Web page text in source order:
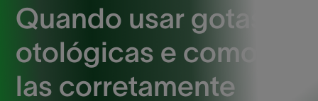
Quando usar gotas
otológicas e como
las corretamente